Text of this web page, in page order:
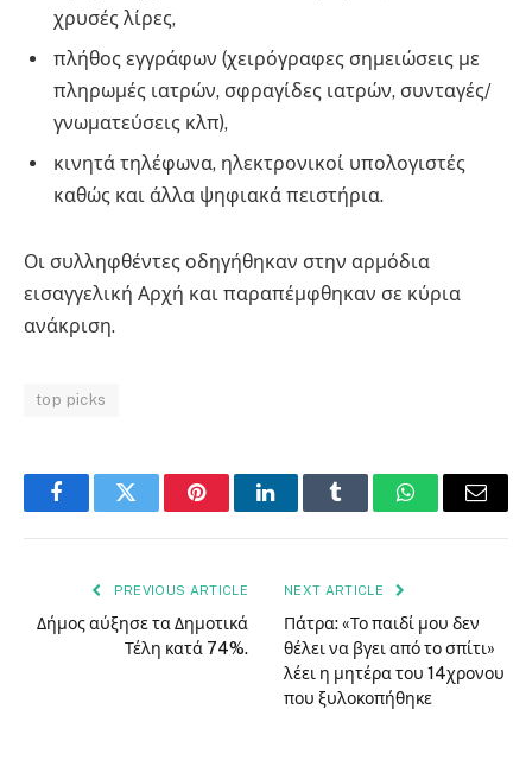
χρυσές λίρες,
πλήθος εγγράφων (χειρόγραφες σημειώσεις με
πληρωμές ιατρών, σφραγίδες ιατρών, συνταγές/
γνωματεύσεις κλπ),
κινητά τηλέφωνα, ηλεκτρονικοί υπολογιστές
καθώς και άλλα ψηφιακά πειστήρια.
Οι συλληφθέντες οδηγήθηκαν στην αρμόδια
εισαγγελική Αρχή και παραπέμφθηκαν σε κύρια
ανάκριση.
top picks
FacebookTwitter PinterestLinkedInTumblr WhatsAppEmail
PREVIOUS ARTICLE
Δήμος αύξησε τα Δημοτικά
Τέλη κατά 74%.
NEXT ARTICLE
Πάτρα: «Το παιδί μου δεν
θέλει να βγει από το σπίτι»
λέει η μητέρα του 14χρονου
που ξυλοκοπήθηκε